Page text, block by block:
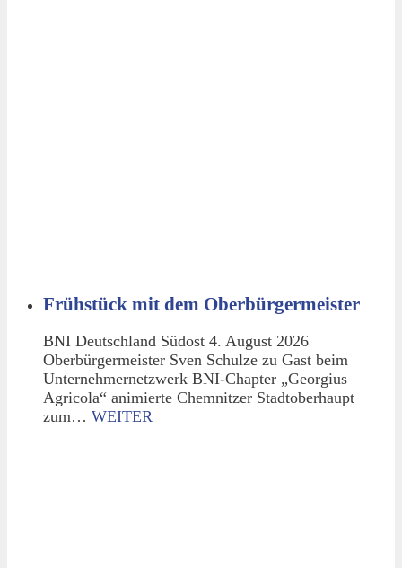
Frühstück mit dem Oberbürgermeister
BNI Deutschland Südost 4. August 2026
Oberbürgermeister Sven Schulze zu Gast beim
Unternehmernetzwerk BNI-Chapter „Georgius
Agricola“ animierte Chemnitzer Stadtoberhaupt
zum… WEITER